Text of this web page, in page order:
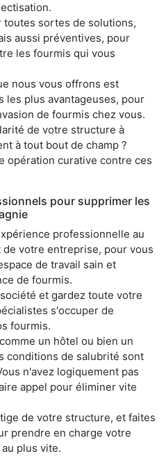
sortes de solutions,
aussi préventives, pour
les fourmis qui vous
nous vous offrons est
les plus avantageuses, pour
de fourmis chez vous.
de votre structure à
à tout bout de champ ?
opération curative contre ces
pour supprimer les
professionnelle au
votre entreprise, pour vous
de travail sain et
de fourmis.
et gardez toute votre
s'occuper de
fourmis.
un hôtel ou bien un
conditions de salubrité sont
n'avez logiquement pas
appel pour éliminer vite
de votre structure, et faites
prendre en charge votre
plus vite.